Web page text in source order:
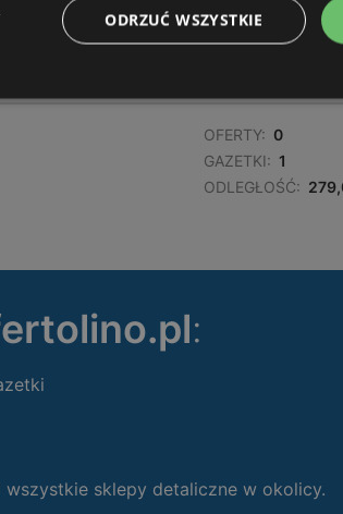
OFERTY:
OFERTY: 0
GAZETKI: 1
ODLEGŁOŚĆ:
:
sklepy detaliczne w okolicy.
ODRZUĆ WSZYSTKIE